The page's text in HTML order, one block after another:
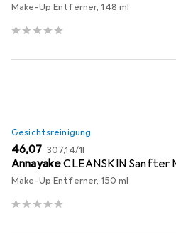
Make-Up Entferner, 148 ml
Gesichtsreinigung
EUR
46,07 EUR
307,14/1l
AnnayakeCLEANSKIN Sanfter
Make-Up Entferner, 150 ml